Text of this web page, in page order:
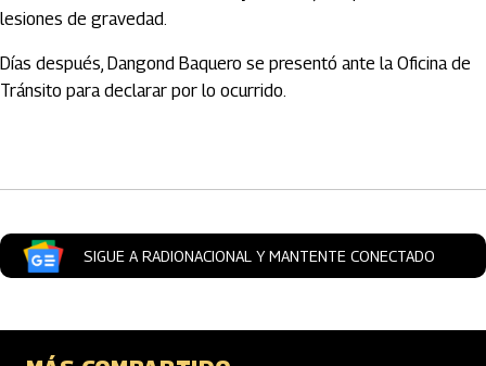
lesiones de gravedad.
Días después, Dangond Baquero se presentó ante la Oficina de
Tránsito para declarar por lo ocurrido.
SIGUE A RADIONACIONAL Y MANTENTE CONECTADO